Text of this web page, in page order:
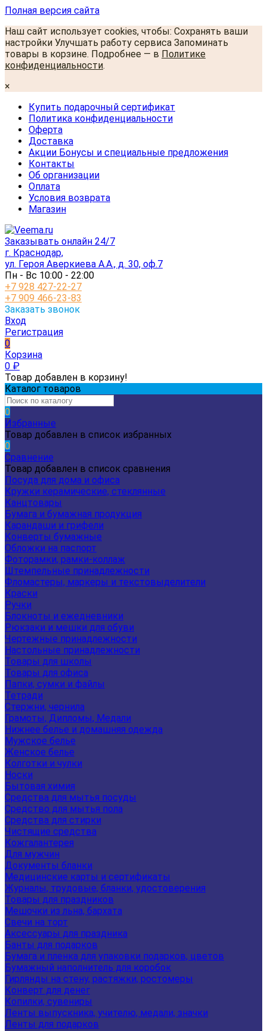
Полная версия сайта
Наш сайт использует cookies, чтобы: Сохранять ваши
настройки Улучшать работу сервиса Запоминать
товары в корзине. Подробнее — в Политике
конфиденциальности.
×
Купить подарочный сертификат
Политика конфиденциальности
Оферта
Доставка
Акции Бонусы и специальные предложения
Контакты
Об организации
Оплата
Условия возврата
Магазин
Заказывать онлайн 24/7
г. Краснодар,
ул. Героя Аверкиева А.А., д. 30, оф.7
Пн - Вс 10:00 - 22:00
+7 928 427-22-27
+7 909 466-23-83
Заказать звонок
Вход
Регистрация
0
Корзина
0 ₽
Товар добавлен в корзину!
Каталог товаров
0
Избранные
Товар добавлен в список избранных
0
Сравнение
Товар добавлен в список сравнения
Посуда для дома и офиса
Кружки керамические, стеклянные
Канцтовары
Бумага и бумажная продукция
Карандаши и грифели
Конверты бумажные
Обложки на паспорт
Фоторамки, рамки-коллаж
Штемпельные принадлежности
Фломастеры, маркеры и текстовыделители
Краски
Ручки
Блокноты и ежедневники
Рюкзаки и мешки для обуви
Чертежные принадлежности
Настольные принадлежности
Товары для школы
Товары для офиса
Папки, сумки и файлы
Тетради
Стержни, чернила
Грамоты, Дипломы, Медали
Нижнее белье и домашняя одежда
Мужское белье
Женское белье
Колготки и чулки
Носки
Бытовая химия
Средства для мытья посуды
Средство для мытья пола
Средства для стирки
Чистящие средства
Кожгалантерея
Для мужчин
Документы бланки
Медицинские карты и сертификаты
Журналы, трудовые, бланки, удостоверения
Товары для праздников
Мешочки из льна, бархата
Свечи на торт
Аксессуары для праздника
Банты для подарков
Бумага и пленка для упаковки подарков, цветов
Бумажный наполнитель для коробок
Гирлянды на стену, растяжки, ростомеры
Конверт для денег
Копилки, сувениры
Ленты выпускника, учителю, медали, значки
Ленты для подарков